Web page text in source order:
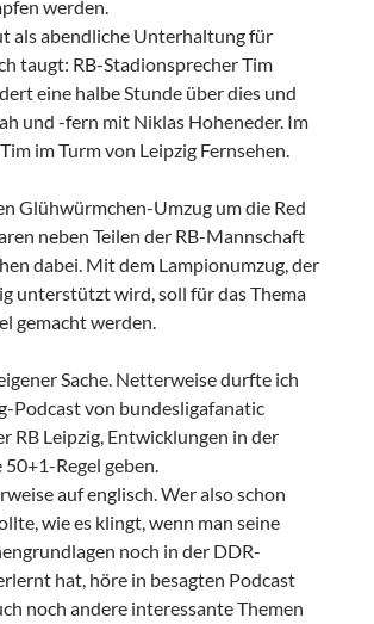
werden.
als abendliche Unterhaltung für
taugt: RB-Stadionsprecher Tim
eine halbe Stunde über dies und
und -fern mit Niklas Hoheneder. Im
im Turm von Leipzig Fernsehen.
Glühwürmchen-Umzug um die Red
neben Teilen der RB-Mannschaft
dabei. Mit dem Lampionumzug, der
unterstützt wird, soll für das Thema
gemacht werden.
Sache. Netterweise durfte ich
Podcast von bundesligafanatic
RB Leipzig, Entwicklungen in der
Regel geben.
auf englisch. Wer also schon
wie es klingt, wenn man seine
noch in der DDR-
hat, höre in besagten Podcast
noch andere interessante Themen